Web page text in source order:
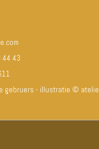
44 43
gebruers - illustratie ©